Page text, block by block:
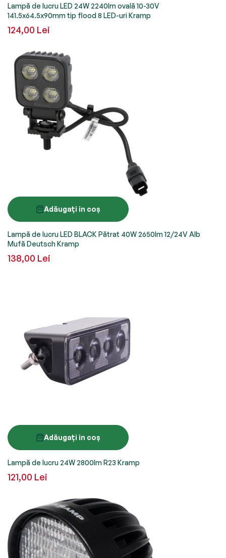
Lampă de lucru LED 24W 2240lm ovală 10-30V
141.5x64.5x90mm tip flood 8 LED-uri Kramp
124,00 Lei
Adăugați in coș
Lampă de lucru LED BLACK Pătrat 40W 2650lm 12/24V Alb
Mufă Deutsch Kramp
138,00 Lei
Adăugați in coș
Lampă de lucru 24W 2800lm R23 Kramp
121,00 Lei